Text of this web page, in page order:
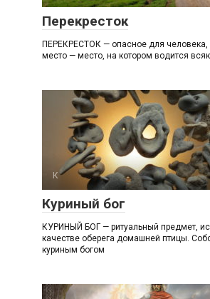
Перекресток
ПЕРЕКРЕСТОК — опасное для человека,
место — место, на котором водится
К
Куриный бог
КУРИНЫЙ БОГ — ритуальный предмет,
качестве оберега домашней птицы.
куриным богом